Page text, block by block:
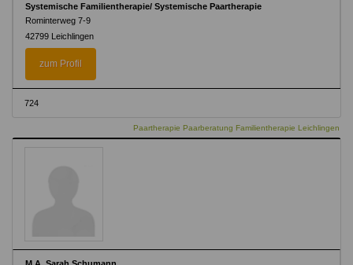
Systemische Familientherapie/ Systemische Paartherapie
Rominterweg 7-9
42799 Leichlingen
zum Profil
724
Paartherapie Paarberatung Familientherapie Leichlingen